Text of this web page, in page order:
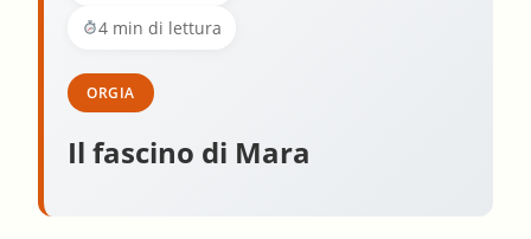
4 min di lettura
ORGIA
Il fascino di Mara